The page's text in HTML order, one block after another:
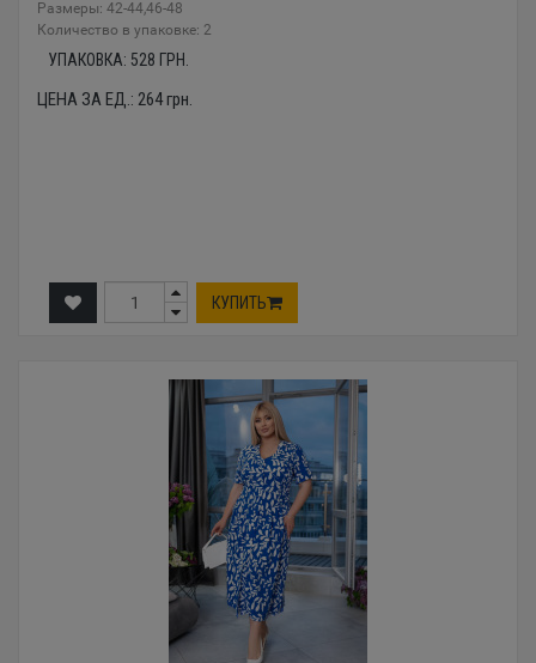
Размеры: 42-44,46-48
Количество в упаковке: 2
УПАКОВКА: 528 ГРН.
ЦЕНА ЗА ЕД.: 264грн.
КУПИТЬ